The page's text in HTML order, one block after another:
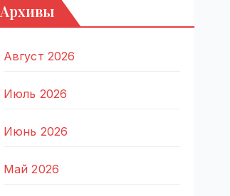
Архивы
Август 2026
Июль 2026
Июнь 2026
Май 2026